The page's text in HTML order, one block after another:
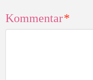
Kommentar*